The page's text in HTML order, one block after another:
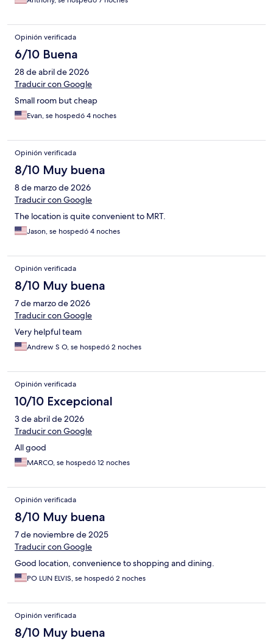
Opinión verificada
6/10 Buena
28 de abril de 2026
Traducir con Google
Small room but cheap
Evan, se hospedó 4 noches
Opinión verificada
8/10 Muy buena
8 de marzo de 2026
Traducir con Google
The location is quite convenient to MRT.
Jason, se hospedó 4 noches
Opinión verificada
8/10 Muy buena
7 de marzo de 2026
Traducir con Google
Very helpful team
Andrew S O, se hospedó 2 noches
Opinión verificada
10/10 Excepcional
3 de abril de 2026
Traducir con Google
All good
MARCO, se hospedó 12 noches
Opinión verificada
8/10 Muy buena
7 de noviembre de 2025
Traducir con Google
Good location, convenience to shopping and dining.
PO LUN ELVIS, se hospedó 2 noches
Opinión verificada
8/10 Muy buena